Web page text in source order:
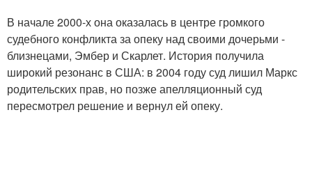
В начале 2000-х она оказалась в центре громкого
судебного конфликта за опеку над своими дочерьми -
близнецами, Эмбер и Скарлет. История получила
широкий резонанс в США: в 2004 году суд лишил Маркс
родительских прав, но позже апелляционный суд
пересмотрел решение и вернул ей опеку.